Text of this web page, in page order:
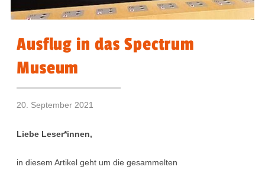
Ausflug in das Spectrum
Museum
20. September 2021
Liebe Leser*innen,
in diesem Artikel geht um die gesammelten